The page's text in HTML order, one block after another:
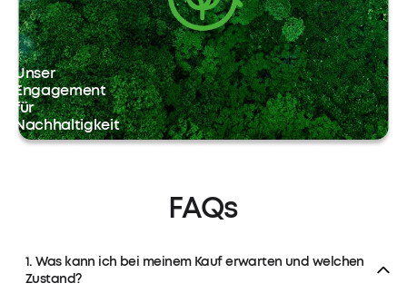
Unser
Engagement
für
Nachhaltigkeit
FAQs
1. Was kann ich bei meinem Kauf erwarten und welchen
Zustand?